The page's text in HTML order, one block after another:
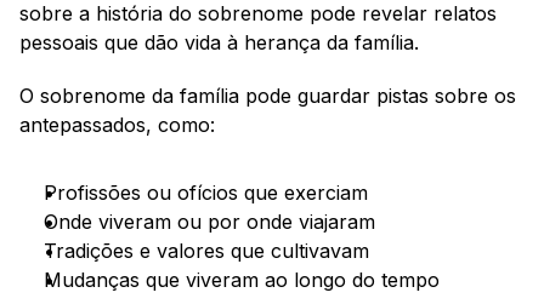
sobre a história do sobrenome pode revelar relatos
pessoais que dão vida à herança da família.
O sobrenome da família pode guardar pistas sobre os
antepassados, como:
Profissões ou ofícios que exerciam
Onde viveram ou por onde viajaram
Tradições e valores que cultivavam
Mudanças que viveram ao longo do tempo